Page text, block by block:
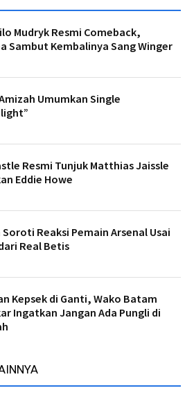
Mudryk Resmi Comeback,
Sambut Kembalinya Sang Winger
Umumkan Single
Resmi Tunjuk Matthias Jaissle
Eddie Howe
Reaksi Pemain Arsenal Usai
Real Betis
Kepsek di Ganti, Wako Batam
Ingatkan Jangan Ada Pungli di